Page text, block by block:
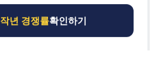
작년 경쟁률확인하기